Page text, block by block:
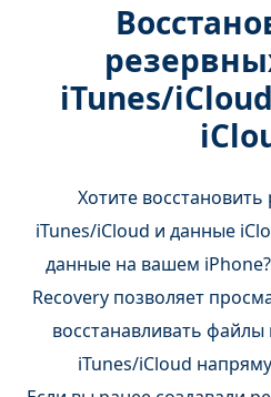
iTunes/
Хотите
iTunes/iCloud и данные
данные на вашем
Recovery позволяет
восстанавливать
iTunes/iCloud